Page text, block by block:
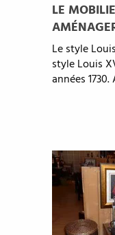
LE
Le style
style Louis
années